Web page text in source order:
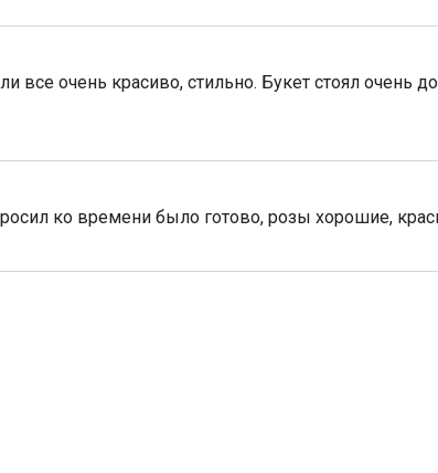
все очень красиво, стильно. Букет стоял очень
ко времени было готово, розы хорошие,